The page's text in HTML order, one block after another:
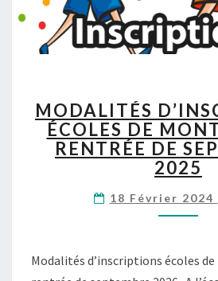
O
L
2
0
2
5
/
2
6
D
A
L
I
T
É
’
MODALITÉS
ÉCOLES DE
RENTRÉE DE
2025
18 Février 2024
Modalités d’inscriptions écoles